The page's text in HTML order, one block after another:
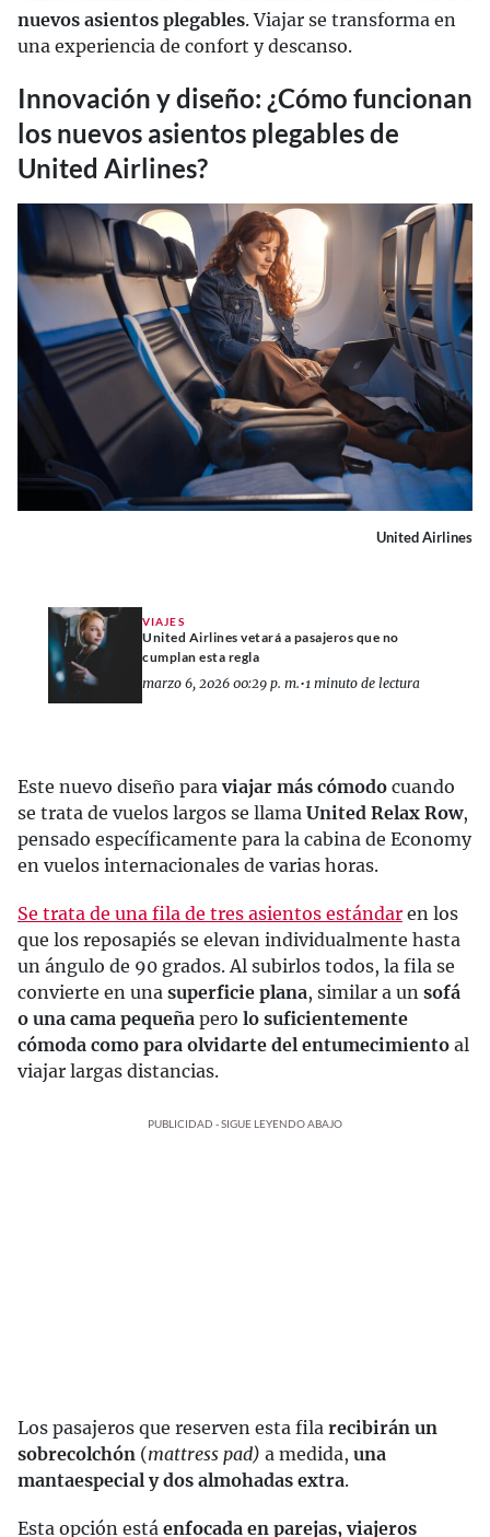
nuevos asientos plegables. Viajar se transforma en
una experiencia de confort y descanso.
Innovación y diseño: ¿Cómo funcionan
los nuevos asientos plegables de
United Airlines?
United Airlines
VIAJES
United Airlines vetará a pasajeros que no
cumplan esta regla
marzo 6, 2026 00:29 p. m.•1 minuto de lectura
Este nuevo diseño para viajar más cómodo cuando
se trata de vuelos largos se llama United Relax Row,
pensado específicamente para la cabina de Economy
en vuelos internacionales de varias horas.
Se trata de una fila de tres asientos estándar en los
que los reposapiés se elevan individualmente hasta
un ángulo de 90 grados. Al subirlos todos, la fila se
convierte en una superficie plana, similar a un sofá
o una cama pequeña pero lo suficientemente
cómoda como para olvidarte del entumecimiento al
viajar largas distancias.
PUBLICIDAD - SIGUE LEYENDO ABAJO
Los pasajeros que reserven esta fila recibirán un
sobrecolchón (mattress pad) a medida, una
mantaespecial y dos almohadas extra.
Esta opción está enfocada en parejas, viajeros